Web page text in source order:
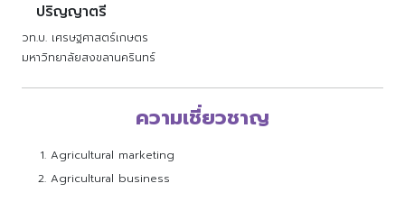
ปริญญาตรี
วท.บ. เศรษฐศาสตร์เกษตร
มหาวิทยาลัยสงขลานครินทร์
ความเชี่ยวชาญ
Agricultural marketing
Agricultural business